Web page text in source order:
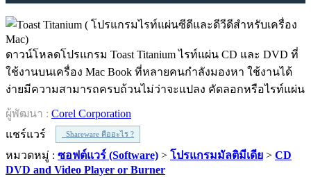
ดาวน์โหลดโปรแกรม Toast Titanium ไรท์แผ่น CD และ DVD ที่
ใช้งานบนเครื่อง Mac Book ที่หลายคนกำลังมองหา ใช้งานได้
ง่ายมีความสามารถครบถ้วนไม่ว่าจะแปลง คัดลอกหรือไรท์แผ่น
ผู้พัฒนา : Corel Corporation
แชร์แวร์
Shareware คืออะไร ?
หมวดหมู่ : ซอฟต์แวร์ (Software) > โปรแกรมมัลติมีเดีย > CD
DVD and Video Player or Burner